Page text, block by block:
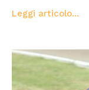
Leggi articolo...